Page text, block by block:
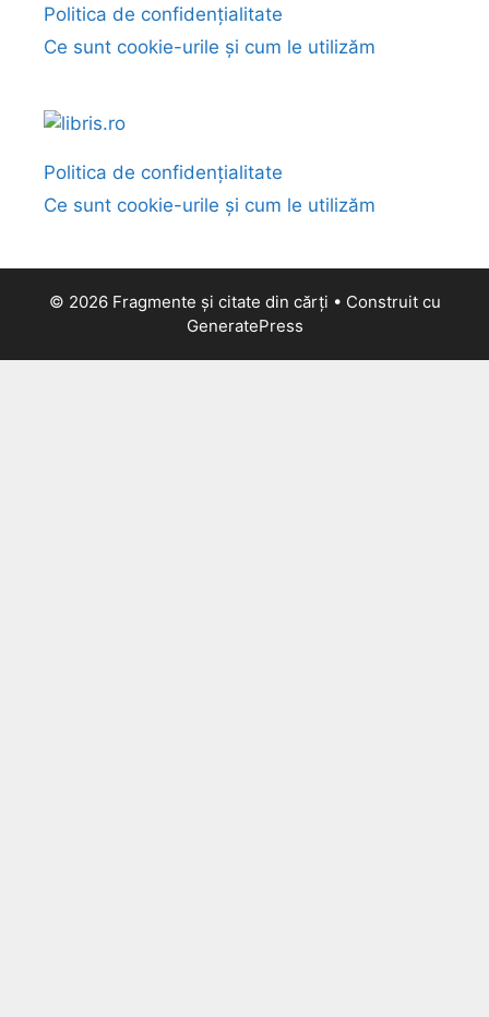
Politica de confidențialitate
Ce sunt cookie-urile și cum le utilizăm
Politica de confidențialitate
Ce sunt cookie-urile și cum le utilizăm
© 2026 Fragmente și citate din cărți • Construit cu
GeneratePress